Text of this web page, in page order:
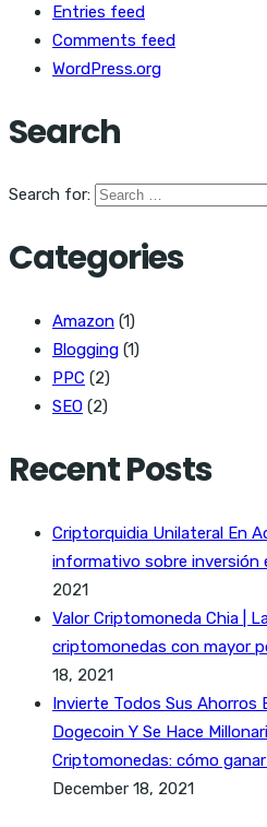
Entries feed
Comments feed
WordPress.org
Search
Search for:
Categories
Amazon (1)
Blogging (1)
PPC (2)
SEO (2)
Recent Posts
Criptorquidia Unilateral En
informativo sobre inversión
2021
Valor Criptomoneda Chia |
criptomonedas con mayor
18, 2021
Invierte Todos Sus Ahorros
Dogecoin Y Se Hace
Criptomonedas: cómo
December 18, 2021